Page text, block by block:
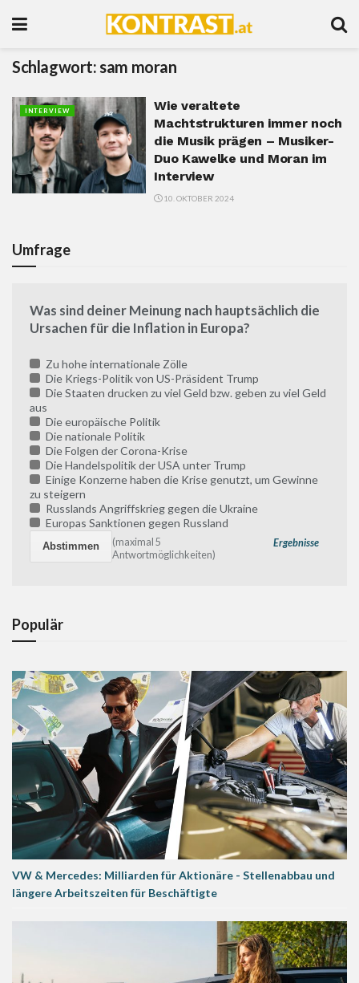
Schlagwort:sam moran
INTERVIEW
Wie veraltete
Machtstrukturen immer noch
die Musik prägen – Musiker-
Duo Kawelke und Moran im
Interview
10. OKTOBER 2024
Umfrage
Was sind deiner Meinung nach hauptsächlich die
Ursachen für die Inflation in Europa?
Zu hohe internationale Zölle
Die Kriegs-Politik von US-Präsident Trump
Die Staaten drucken zu viel Geld bzw. geben zu viel Geld
aus
Die europäische Politik
Die nationale Politik
Die Folgen der Corona-Krise
Die Handelspolitik der USA unter Trump
Einige Konzerne haben die Krise genutzt, um Gewinne
zu steigern
Russlands Angriffskrieg gegen die Ukraine
Europas Sanktionen gegen Russland
Ergebnisse
(maximal 5
Antwortmöglichkeiten)
Populär
VW & Mercedes: Milliarden für Aktionäre - Stellenabbau und
längere Arbeitszeiten für Beschäftigte